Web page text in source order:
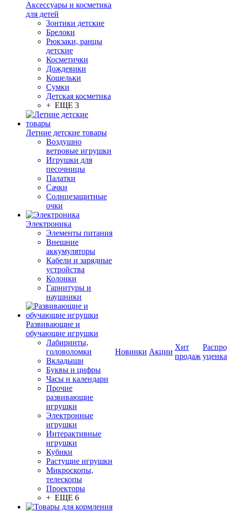
Аксессуары и косметика
для детей
Зонтики детские
Брелоки
Рюкзаки, ранцы
детские
Косметички
Дождевики
Кошельки
Сумки
Детская косметика
+ ЕЩЕ 3
Летние детские товары
Воздушно
ветровые игрушки
Игрушки для
песочницы
Палатки
Сачки
Солнцезащитные
очки
Электроника
Элементы питания
Внешние
аккумуляторы
Кабели и зарядные
устройства
Колонки
Гарнитуры и
наушники
Развивающие и
обучающие игрушки
Лабиринты,
головоломки
Вкладыши
Буквы и цифры
Часы и календари
Прочие
развивающие
игрушки
Электронные
игрушки
Интерактивные
игрушки
Кубики
Растущие игрушки
Микроскопы,
телескопы
Проекторы
+ ЕЩЕ 6
Новинки Акции
Хит
продаж уценка